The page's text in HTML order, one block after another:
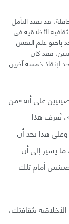
قد يفيد التأمل
الأخلاقية في
باحثو علم النفس
فقد كان
لإنقاذ خمسة آخرين
على أنه «من
يُعرف هذا
وعلى هذا نجد أن
ما يشير إلى أن
أمام تلك
بثقافتك،